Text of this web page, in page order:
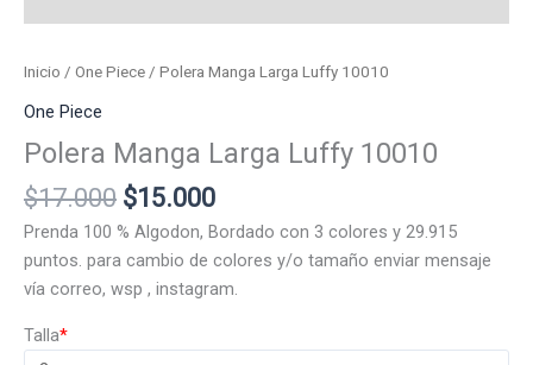
Inicio / One Piece / Polera Manga Larga Luffy 10010
One Piece
Polera Manga Larga Luffy 10010
$17.000 El
precio
original
era:
$15.000El
precio
actual
es:
Prenda 100 % Algodon, Bordado con 3 colores y 29.915
puntos. para cambio de colores y/o tamaño enviar mensaje
vía correo, wsp , instagram.
*
Talla